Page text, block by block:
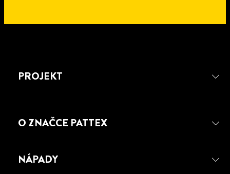
PROJEKT
O ZNAČCE PATTEX
NÁPADY